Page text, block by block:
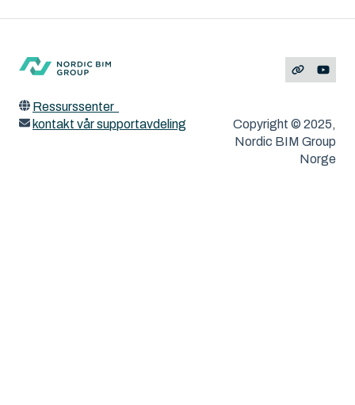
MacOS og Windows
ArchiFrame
Ressurssenter
kontakt vår supportavdeling
Copyright © 2025,
Nordic BIM Group
Norge